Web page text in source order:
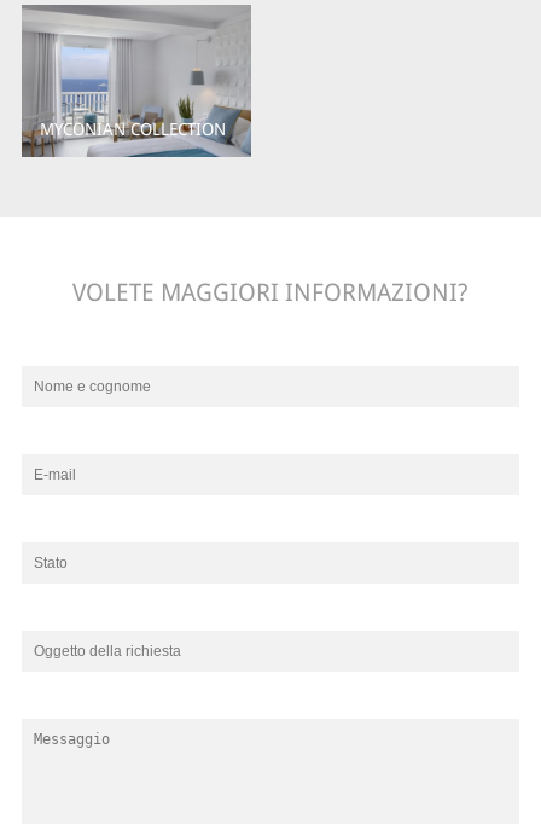
MYCONIAN COLLECTION
VOLETE MAGGIORI INFORMAZIONI?